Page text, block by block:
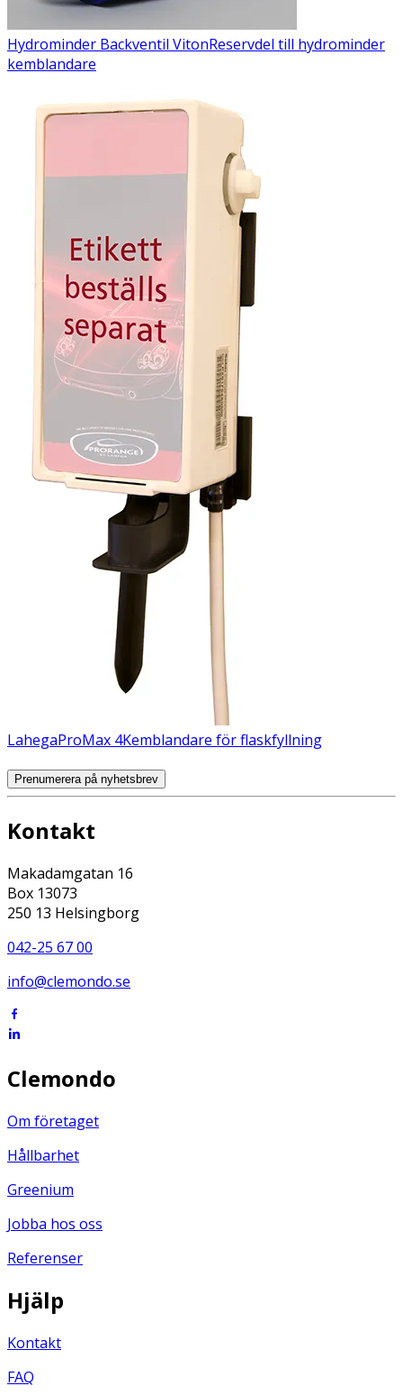
Hydrominder Backventil VitonReservdel till hydrominder
kemblandare
LahegaProMax 4Kemblandare för flaskfyllning
Prenumerera på nyhetsbrev
Kontakt
Makadamgatan 16
Box 13073
250 13 Helsingborg
042-25 67 00
info@clemondo.se
Clemondo
Om företaget
Hållbarhet
Greenium
Jobba hos oss
Referenser
Hjälp
Kontakt
FAQ